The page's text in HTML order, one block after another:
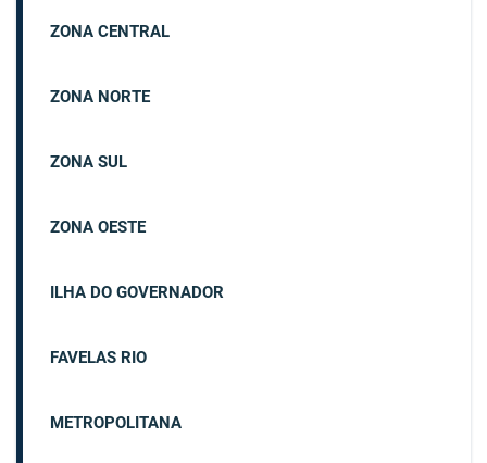
ZONA CENTRAL
ZONA NORTE
ZONA SUL
ZONA OESTE
ILHA DO GOVERNADOR
FAVELAS RIO
METROPOLITANA